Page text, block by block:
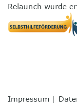
Relaunch wurde
Impressum |